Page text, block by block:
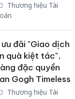
Thương hiệu Tài
đãi "Giao dịch
quà kiệt tác",
đặc quyền
Gogh Timeless
Thương hiệu Tài